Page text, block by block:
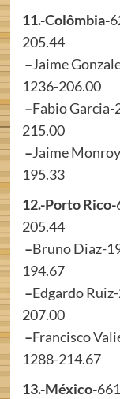
11.-Colômbia-
205.44
–Jaime
1236-206.00
–Fabio
215.00
–Jaime
195.33
12.-Porto Rico-
205.44
–Bruno Diaz-
194.67
–Edgardo
207.00
–Francisco
1288-214.67
13.-México-